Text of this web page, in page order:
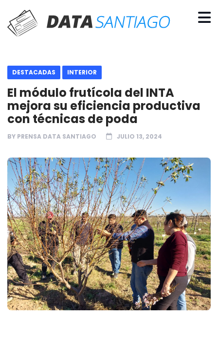
DESTACADAS INTERIOR
El módulo frutícola del INTA
mejora su eficiencia productiva
con técnicas de poda
BY PRENSA DATA SANTIAGO JULIO 13, 2024